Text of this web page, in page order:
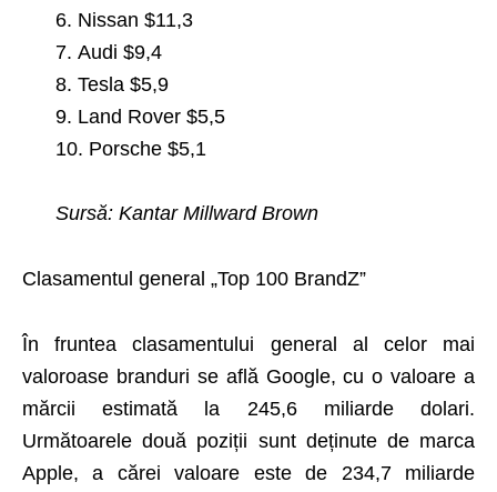
6. Nissan $11,3
7. Audi $9,4
8. Tesla $5,9
9. Land Rover $5,5
10. Porsche $5,1
Sursă: Kantar Millward Brown
Clasamentul general „Top 100 BrandZ”
În fruntea clasamentului general al celor mai
valoroase branduri se află Google, cu o valoare a
mărcii estimată la 245,6 miliarde dolari.
Următoarele două poziții sunt deținute de marca
Apple, a cărei valoare este de 234,7 miliarde